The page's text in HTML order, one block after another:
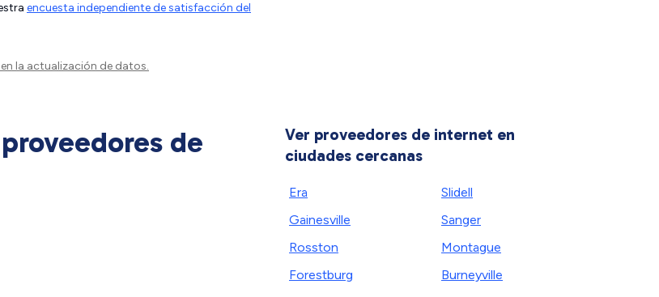
encuesta independiente de satisfacción del
la actualización de datos.
de
Ver proveedores de internet en
ciudades cercanas
Era
Gainesville
Rosston
Forestburg
Slidell
Sanger
Montague
Burneyville